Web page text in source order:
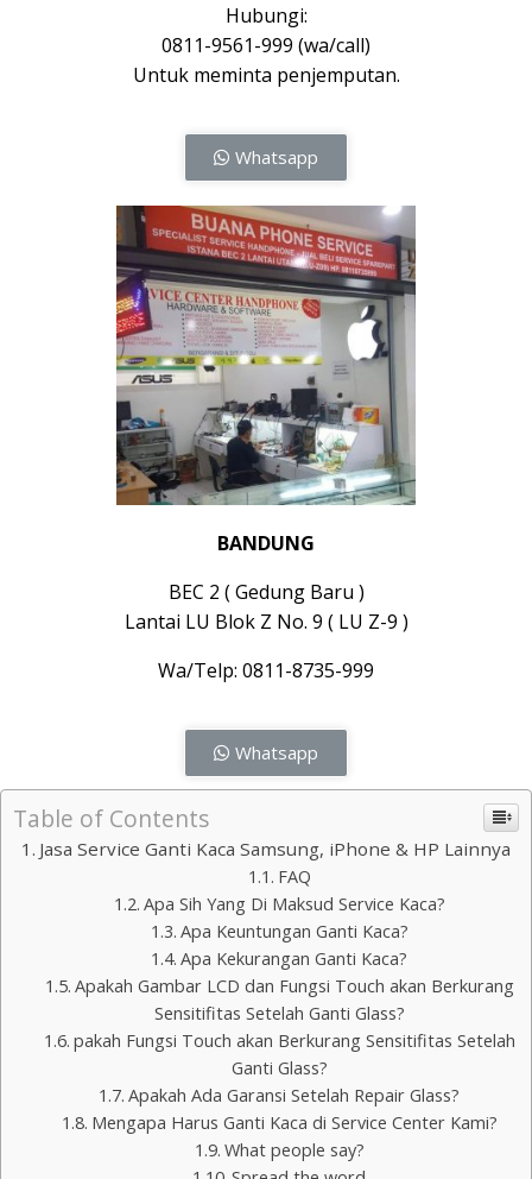
Hubungi:
0811-9561-999 (wa/call)
Untuk meminta penjemputan.
Whatsapp
BANDUNG
BEC 2 ( Gedung Baru )
Lantai LU Blok Z No. 9 ( LU Z-9 )
Wa/Telp: 0811-8735-999
Whatsapp
Table of Contents
Jasa Service Ganti Kaca Samsung, iPhone & HP Lainnya
FAQ
Apa Sih Yang Di Maksud Service Kaca?
Apa Keuntungan Ganti Kaca?
Apa Kekurangan Ganti Kaca?
Apakah Gambar LCD dan Fungsi Touch akan Berkurang
Sensitifitas Setelah Ganti Glass?
pakah Fungsi Touch akan Berkurang Sensitifitas Setelah
Ganti Glass?
Apakah Ada Garansi Setelah Repair Glass?
Mengapa Harus Ganti Kaca di Service Center Kami?
What people say?